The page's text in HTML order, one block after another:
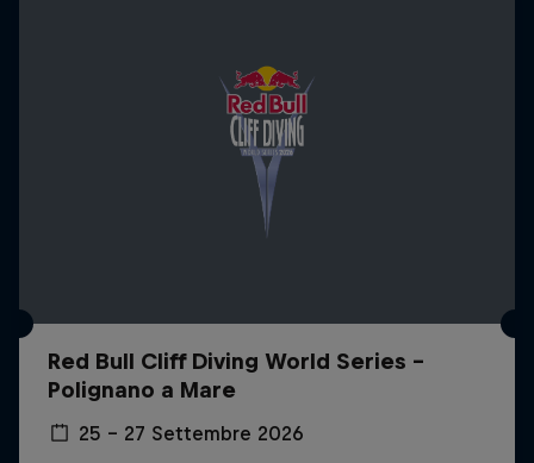
Red Bull Cliff Diving World Series -
Polignano a Mare
25 – 27 Settembre 2026